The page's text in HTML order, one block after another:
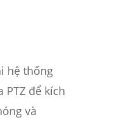
hệ thống
để kích
và